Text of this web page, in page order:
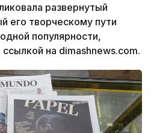
развернутый
его творческому пути
популярности,
на dimashnews.com.